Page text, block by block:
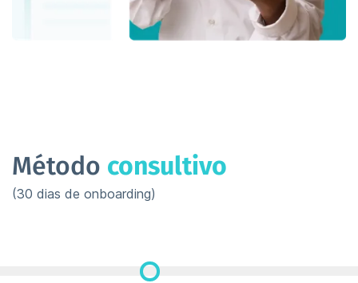
Método consultivo
(30 dias de onboarding)